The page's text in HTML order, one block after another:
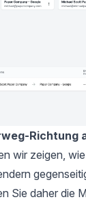
Richtung
wir zeigen,
Sie daher die